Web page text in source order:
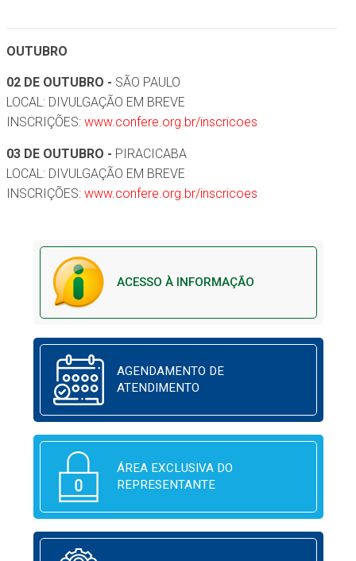
OUTUBRO
02 DE OUTUBRO - SÃO PAULO
LOCAL: DIVULGAÇÃO EM BREVE
INSCRIÇÕES: www.confere.org.br/inscricoes
03 DE OUTUBRO - PIRACICABA
LOCAL: DIVULGAÇÃO EM BREVE
INSCRIÇÕES: www.confere.org.br/inscricoes
ACESSO À INFORMAÇÃO
AGENDAMENTO DE
ATENDIMENTO
ÁREA EXCLUSIVA DO
REPRESENTANTE